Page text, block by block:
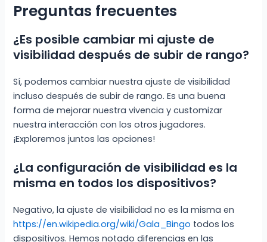
Preguntas frecuentes
¿Es posible cambiar mi ajuste de
visibilidad después de subir de rango?
Sí, podemos cambiar nuestra ajuste de visibilidad
incluso después de subir de rango. Es una buena
forma de mejorar nuestra vivencia y customizar
nuestra interacción con los otros jugadores.
¡Exploremos juntos las opciones!
¿La configuración de visibilidad es la
misma en todos los dispositivos?
Negativo, la ajuste de visibilidad no es la misma en
https://en.wikipedia.org/wiki/Gala_Bingo todos los
dispositivos. Hemos notado diferencias en las